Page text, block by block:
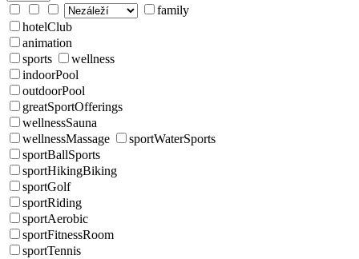
family
hotelClub
animation
sports
wellness
indoorPool
outdoorPool
greatSportOfferings
wellnessSauna
wellnessMassage
sportWaterSports
sportBallSports
sportHikingBiking
sportGolf
sportRiding
sportAerobic
sportFitnessRoom
sportTennis